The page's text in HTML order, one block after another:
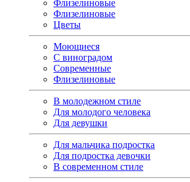
Флизелиновые
Флизелиновые
Цветы
Моющиеся
С виноградом
Современные
Флизелиновые
В молодежном стиле
Для молодого человека
Для девушки
Для мальчика подростка
Для подростка девочки
В современном стиле